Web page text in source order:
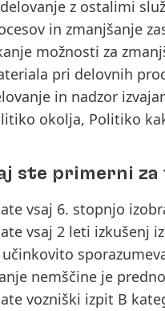
z ostalimi
in zmanjšanje
možnosti za
pri delovnih
in nadzor
okolja, Politiko
ste primerni
vsaj 6. stopnjo
vsaj 2 leti izkušenj
učinkovito
nemščine je
vozniški izpit B